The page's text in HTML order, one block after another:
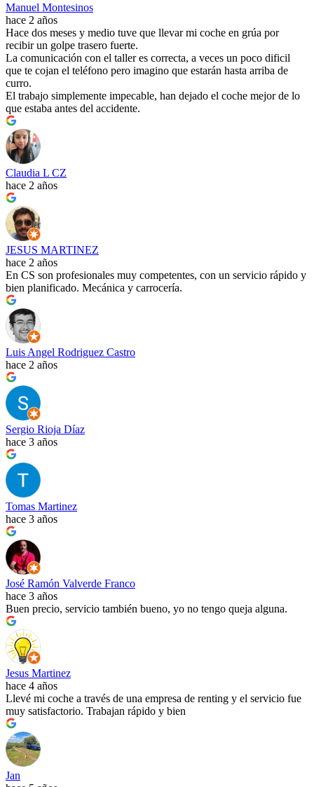
Manuel Montesinos
hace 2 años
Hace dos meses y medio tuve que llevar mi coche en grúa por
recibir un golpe trasero fuerte.
La comunicación con el taller es correcta, a veces un poco dificil
que te cojan el teléfono pero imagino que estarán hasta arriba de
curro.
El trabajo simplemente impecable, han dejado el coche mejor de lo
que estaba antes del accidente.
Claudia L CZ
hace 2 años
JESUS MARTINEZ
hace 2 años
En CS son profesionales muy competentes, con un servicio rápido y
bien planificado. Mecánica y carrocería.
Luis Angel Rodriguez Castro
hace 2 años
Sergio Rioja Díaz
hace 3 años
Tomas Martinez
hace 3 años
José Ramón Valverde Franco
hace 3 años
Buen precio, servicio también bueno, yo no tengo queja alguna.
Jesus Martinez
hace 4 años
Llevé mi coche a través de una empresa de renting y el servicio fue
muy satisfactorio. Trabajan rápido y bien
Jan